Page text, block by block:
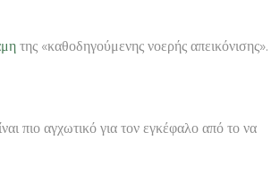
της «καθοδηγούμενης νοερής απεικόνισης».
πιο αγχωτικό για τον εγκέφαλο από το να